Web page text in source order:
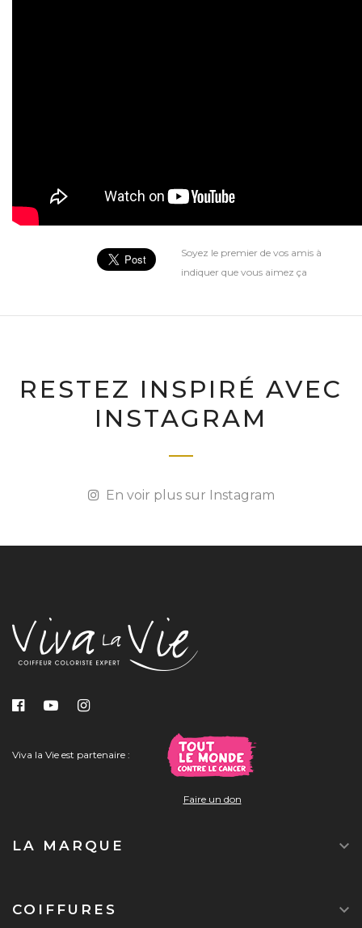
Soyez le premier de vos amis à
indiquer que vous aimez ça
RESTEZ INSPIRÉ AVEC
INSTAGRAM
En voir plus sur Instagram
Viva la Vie est partenaire :
Faire un don
LA MARQUE 
COIFFURES 